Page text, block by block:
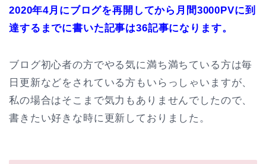
2020年4月にブログを再開してから月間3000PVに到
達するまでに書いた記事は36記事になります。
ブログ初心者の方でやる気に満ち満ちている方は毎
日更新などをされている方もいらっしゃいますが、
私の場合はそこまで気力もありませんでしたので、
書きたい好きな時に更新しておりました。